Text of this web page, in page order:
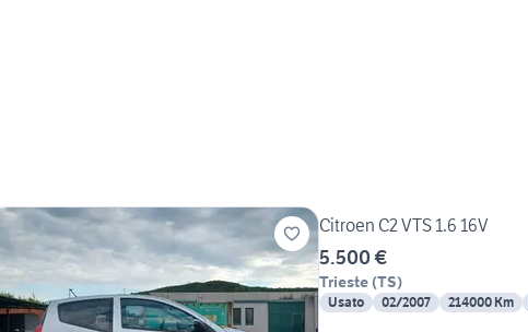
Citroen C2 VTS 1.6 16V
5.500 €
Trieste (TS)
Usato 02/2007 214000 Km